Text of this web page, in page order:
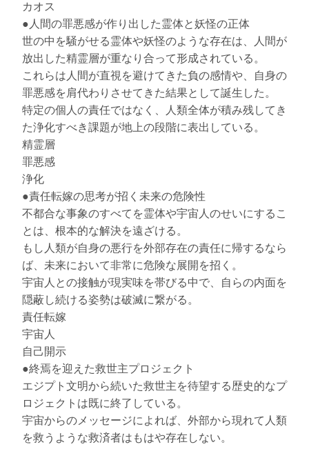
カオス
●人間の罪悪感が作り出した霊体と妖怪の正体
世の中を騒がせる霊体や妖怪のような存在は、人間が
放出した精霊層が重なり合って形成されている。
これらは人間が直視を避けてきた負の感情や、自身の
罪悪感を肩代わりさせてきた結果として誕生した。
特定の個人の責任ではなく、人類全体が積み残してき
た浄化すべき課題が地上の段階に表出している。
精霊層
罪悪感
浄化
●責任転嫁の思考が招く未来の危険性
不都合な事象のすべてを霊体や宇宙人のせいにするこ
とは、根本的な解決を遠ざける。
もし人類が自身の悪行を外部存在の責任に帰するなら
ば、未来において非常に危険な展開を招く。
宇宙人との接触が現実味を帯びる中で、自らの内面を
隠蔽し続ける姿勢は破滅に繋がる。
責任転嫁
宇宙人
自己開示
●終焉を迎えた救世主プロジェクト
エジプト文明から続いた救世主を待望する歴史的なプ
ロジェクトは既に終了している。
宇宙からのメッセージによれば、外部から現れて人類
を救うような救済者はもはや存在しない。